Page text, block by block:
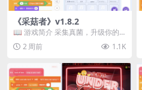
《采菇者》v1.8.2
📖 游戏简介 采集真菌，升级你的
机体，并前往未知领域探索。 这是
一款静谧的探索冒...
2 周前 1.1K